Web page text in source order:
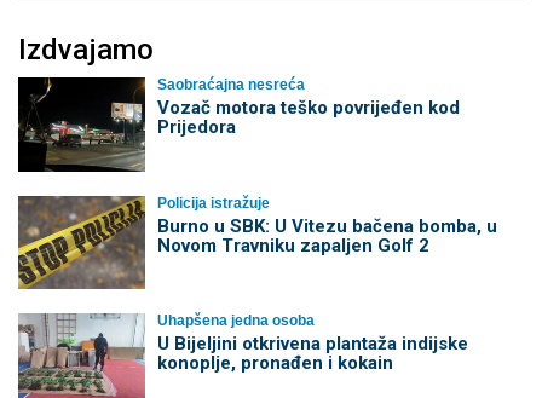
Izdvajamo
Saobraćajna nesreća
Vozač motora teško povrijeđen kod
Prijedora
Policija istražuje
Burno u SBK: U Vitezu bačena bomba, u
Novom Travniku zapaljen Golf 2
Uhapšena jedna osoba
​U Bijeljini otkrivena plantaža indijske
konoplje, pronađen i kokain